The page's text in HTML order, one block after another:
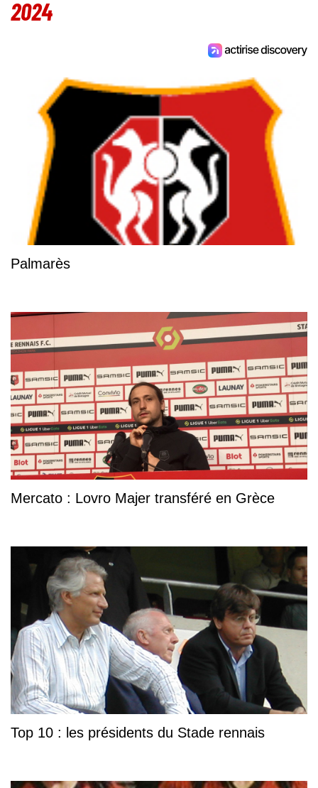
2024
Palmarès
Mercato : Lovro Majer transféré en Grèce
Top 10 : les présidents du Stade rennais